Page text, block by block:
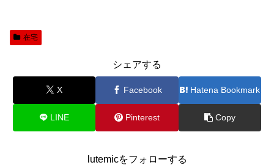
在宅
シェアする
X Facebook Hatena Bookmark
LINE Pinterest Copy
lutemicをフォローする